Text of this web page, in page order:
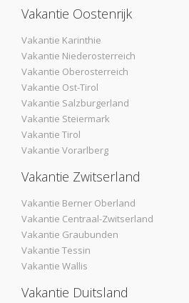
Vakantie Oostenrijk
Vakantie Karinthie
Vakantie Niederosterreich
Vakantie Oberosterreich
Vakantie Ost-Tirol
Vakantie Salzburgerland
Vakantie Steiermark
Vakantie Tirol
Vakantie Vorarlberg
Vakantie Zwitserland
Vakantie Berner Oberland
Vakantie Centraal-Zwitserland
Vakantie Graubunden
Vakantie Tessin
Vakantie Wallis
Vakantie Duitsland